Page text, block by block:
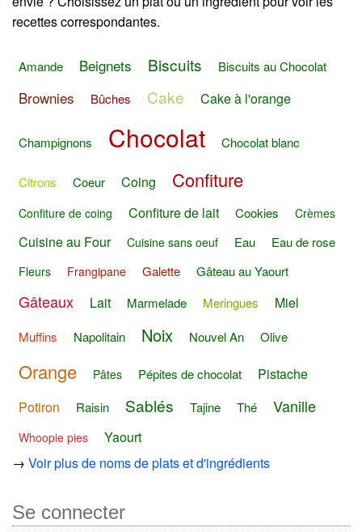
recettes correspondantes.
Amande Beignets Biscuits Biscuits au Chocolat
Brownies Bûches Cake Cake à l'orange
Champignons Chocolat Chocolat blanc
Citrons Coeur Coing Confiture
Confiture de coing Confiture de lait Cookies Crèmes
Cuisine au Four Cuisine sans oeuf Eau Eau de rose
Fleurs Frangipane Galette Gâteau au Yaourt
Gâteaux Lait Marmelade Meringues Miel
Muffins Napolitain Noix Nouvel An Olive
Orange Pâtes Pépites de chocolat
Pistache
Potiron
Raisin Sablés Tajine Thé Vanille
Whoopie pies
Yaourt
→ Voir plus de noms de plats et d'ingrédients
Se connecter